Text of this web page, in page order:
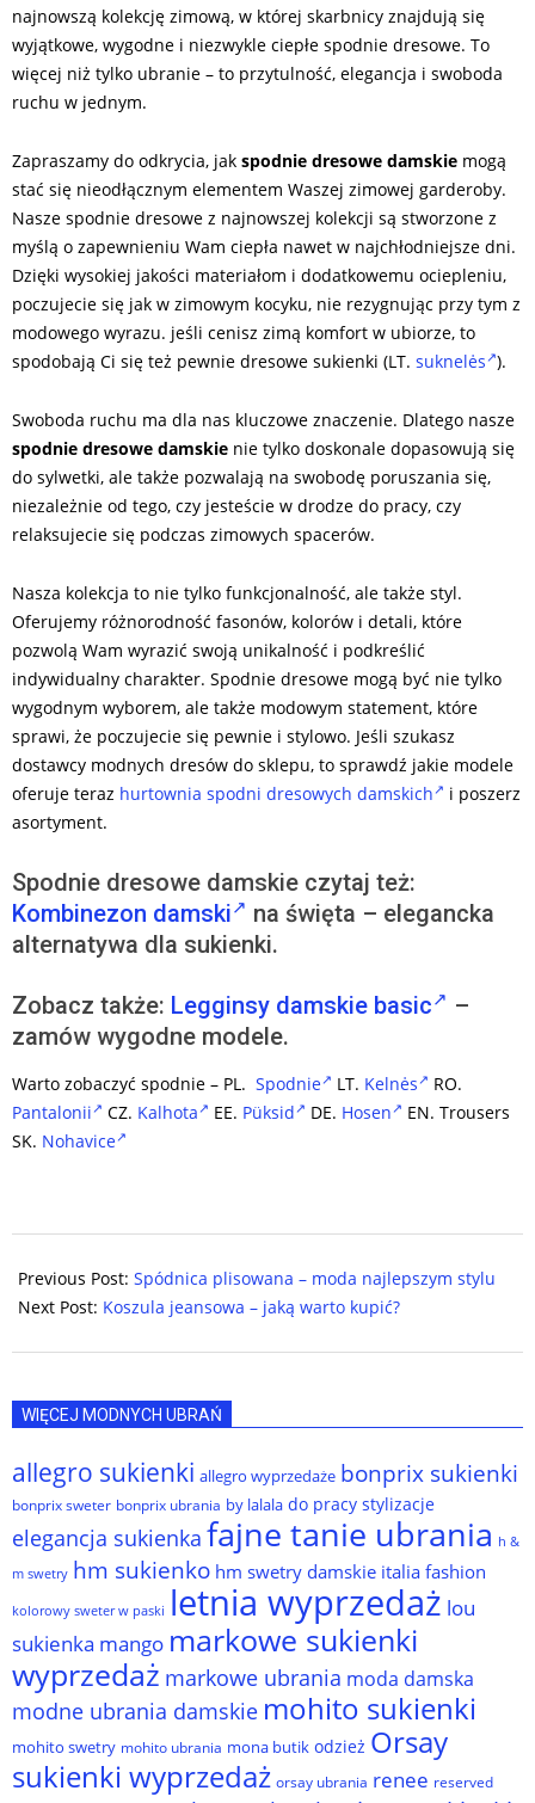
najnowszą kolekcję zimową, w której skarbnicy znajdują się
wyjątkowe, wygodne i niezwykle ciepłe spodnie dresowe. To
więcej niż tylko ubranie – to przytulność, elegancja i swoboda
ruchu w jednym.
Zapraszamy do odkrycia, jak spodnie dresowe damskie mogą
stać się nieodłącznym elementem Waszej zimowej garderoby.
Nasze spodnie dresowe z najnowszej kolekcji są stworzone z
myślą o zapewnieniu Wam ciepła nawet w najchłodniejsze dni.
Dzięki wysokiej jakości materiałom i dodatkowemu ociepleniu,
poczujecie się jak w zimowym kocyku, nie rezygnując przy tym z
modowego wyrazu. jeśli cenisz zimą komfort w ubiorze, to
spodobają Ci się też pewnie dresowe sukienki (LT. suknelės ).
Swoboda ruchu ma dla nas kluczowe znaczenie. Dlatego nasze
spodnie dresowe damskie nie tylko doskonale dopasowują się
do sylwetki, ale także pozwalają na swobodę poruszania się,
niezależnie od tego, czy jesteście w drodze do pracy, czy
relaksujecie się podczas zimowych spacerów.
Nasza kolekcja to nie tylko funkcjonalność, ale także styl.
Oferujemy różnorodność fasonów, kolorów i detali, które
pozwolą Wam wyrazić swoją unikalność i podkreślić
indywidualny charakter. Spodnie dresowe mogą być nie tylko
wygodnym wyborem, ale także modowym statement, które
sprawi, że poczujecie się pewnie i stylowo. Jeśli szukasz
dostawcy modnych dresów do sklepu, to sprawdź jakie modele
oferuje teraz hurtownia spodni dresowych damskich
i poszerz
asortyment.
Spodnie dresowe damskie czytaj też:
Kombinezon damski
na święta – elegancka
alternatywa dla sukienki.
Zobacz także: Legginsy damskie basic
–
zamów wygodne modele.
Warto zobaczyć spodnie – PL. Spodnie LT. Kelnės
RO.
Pantalonii
CZ. Kalhota EE. Püksid DE. Hosen EN. Trousers
SK. Nohavice
12-
22
Previous Post: Spódnica plisowana – moda najlepszym stylu
Next Post: Koszula jeansowa – jaką warto kupić?
WIĘCEJ MODNYCH UBRAŃ
allegro sukienki allegro wyprzedaże bonprix sukienki
bonprix sweter bonprix ubrania by lalala do pracy stylizacje
elegancja sukienka fajne tanie ubrania h &
m swetry hm sukienko hm swetry damskie italia fashion
kolorowy sweter w paski letnia wyprzedaż lou
sukienka mango markowe sukienki
wyprzedaż markowe ubrania moda damska
modne ubrania damskie mohito sukienki
mohito swetry mohito ubrania mona butik odzież Orsay
sukienki wyprzedaż orsay ubrania renee reserved